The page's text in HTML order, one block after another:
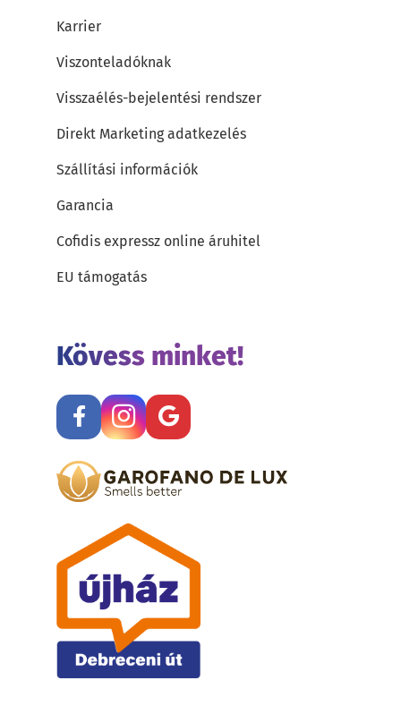
Karrier
Viszonteladóknak
Visszaélés-bejelentési rendszer
Direkt Marketing adatkezelés
Szállítási információk
Garancia
Cofidis expressz online áruhitel
EU támogatás
Kövess minket!